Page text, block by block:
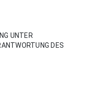
UNTER
DES